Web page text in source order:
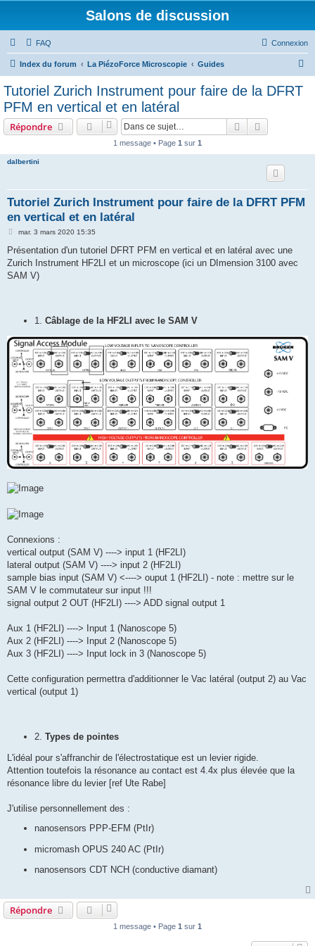
Salons de discussion
FAQ Connexion
Index du forum La PiézoForce Microscopie Guides
Tutoriel Zurich Instrument pour faire de la DFRT
PFM en vertical et en latéral
Répondre Rechercher
1 message • Page 1 sur 1
dalbertini
Tutoriel Zurich Instrument pour faire de la DFRT PFM
en vertical et en latéral
M
s
a
g
mar. 3 mars 2020 15:35
Présentation d'un tutoriel DFRT PFM en vertical et en latéral avec une
Zurich Instrument HF2LI et un microscope (ici un DImension 3100 avec
SAM V)
1. Câblage de la HF2LI avec le SAM V
Connexions :
vertical output (SAM V) ----> input 1 (HF2LI)
lateral output (SAM V) ----> input 2 (HF2LI)
sample bias input (SAM V) <----> ouput 1 (HF2LI) - note : mettre sur le
SAM V le commutateur sur input !!!
signal output 2 OUT (HF2LI) ----> ADD signal output 1
Aux 1 (HF2LI) ----> Input 1 (Nanoscope 5)
Aux 2 (HF2LI) ----> Input 2 (Nanoscope 5)
Aux 3 (HF2LI) ----> Input lock in 3 (Nanoscope 5)
Cette configuration permettra d'additionner le Vac latéral (output 2) au Vac
vertical (output 1)
2. Types de pointes
L'idéal pour s'affranchir de l'électrostatique est un levier rigide.
Attention toutefois la résonance au contact est 4.4x plus élevée que la
résonance libre du levier [ref Ute Rabe]
J'utilise personnellement des :
nanosensors PPP-EFM (PtIr)
micromash OPUS 240 AC (PtIr)
nanosensors CDT NCH (conductive diamant)
Répondre
1 message • Page 1 sur 1